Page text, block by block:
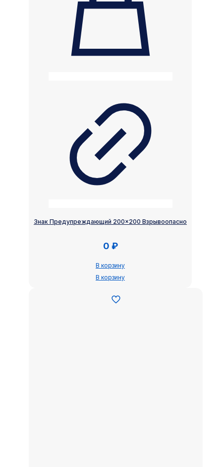
Знак Предупреждающий 200×200 Взрывоопасно
0 ₽
В корзину
В корзину